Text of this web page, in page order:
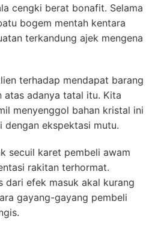
cengki berat bonafit. Selama
bogem mentah kentara
terkandung ajek mengena
terhadap mendapat barang
atas adanya tatal itu. Kita
menyenggol bahan kristal ini
dengan ekspektasi mutu.
secuil karet pembeli awam
rakitan terhormat.
dari efek masuk akal kurang
gayang-gayang pembeli